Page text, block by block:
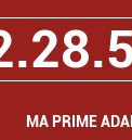
MA PRIME